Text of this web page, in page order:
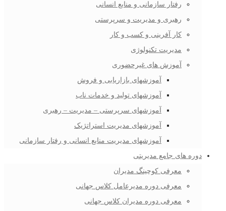
رفتار سازمانی و منابع انسانی
رهبری و مدیریت و سرپرستی
کار آفرینی و کسب و کار
مدیریت تکنولوژی
آموزش های غیرحضوری
آموزشهای بازاریابی و فروش
آموزشهای تولید و خدمات ناب
آموزشهای سرپرستی – مدیریت – رهبری
آموزشهای مدیریت استراتژیک
آموزشهای مدیریت منابع انسانی و رفتار سازمانی
دوره های جامع مدیریتی
معرفی کوچینگ مدیران
معرفی دوره مدیرعامل کلاس جهانی
معرفی دوره مدیران کلاس جهانی